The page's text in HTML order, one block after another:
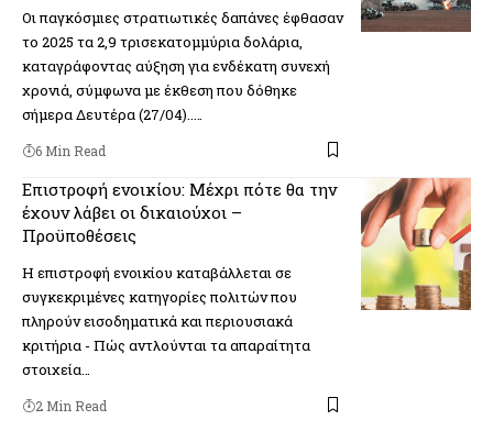
Οι παγκόσμιες στρατιωτικές δαπάνες έφθασαν
το 2025 τα 2,9 τρισεκατομμύρια δολάρια,
καταγράφοντας αύξηση για ενδέκατη συνεχή
χρονιά, σύμφωνα με έκθεση που δόθηκε
σήμερα Δευτέρα (27/04)..…
6 Min Read
Επιστροφή ενοικίου: Μέχρι πότε θα την
έχουν λάβει οι δικαιούχοι –
Προϋποθέσεις
Η επιστροφή ενοικίου καταβάλλεται σε
συγκεκριμένες κατηγορίες πολιτών που
πληρούν εισοδηματικά και περιουσιακά
κριτήρια - Πώς αντλούνται τα απαραίτητα
στοιχεία…
2 Min Read